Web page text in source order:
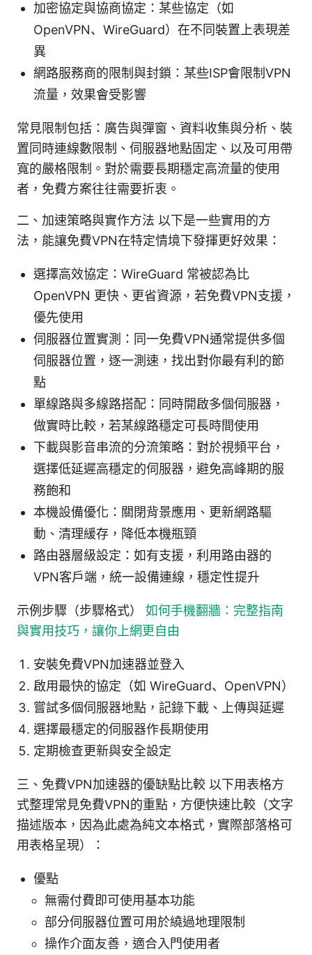
加密協定與協商協定：某些協定（如
OpenVPN、WireGuard）在不同裝置上表現差
異
網路服務商的限制與封鎖：某些ISP會限制VPN
流量，效果會受影響
常見限制包括：廣告與彈窗、資料收集與分析、裝
置同時連線數限制、伺服器地點固定、以及可用帶
寬的嚴格限制。對於需要長期穩定高流量的使用
者，免費方案往往需要折衷。
二、加速策略與實作方法 以下是一些實用的方
法，能讓免費VPN在特定情境下發揮更好效果：
選擇高效協定：WireGuard 常被認為比
OpenVPN 更快、更省資源，若免費VPN支援，
優先使用
伺服器位置實測：同一免費VPN通常提供多個
伺服器位置，逐一測速，找出對你最有利的節
點
單線路與多線路搭配：同時開啟多個伺服器，
做實時比較，若某線路穩定可長時間使用
下載與影音串流的分流策略：對於視頻平台，
選擇低延遲高穩定的伺服器，避免高峰期的服
務飽和
本機設備優化：關閉背景應用、更新網路驅
動、清理緩存，降低本機瓶頸
路由器層級設定：如有支援，利用路由器的
VPN客戶端，統一設備連線，穩定性提升
示例步驟（步驟格式） 如何手機翻牆：完整指南
與實用技巧，讓你上網更自由
安裝免費VPN加速器並登入
啟用最快的協定（如 WireGuard、OpenVPN）
嘗試多個伺服器地點，記錄下載、上傳與延遲
選擇最穩定的伺服器作長期使用
定期檢查更新與安全設定
三、免費VPN加速器的優缺點比較 以下用表格方
式整理常見免費VPN的重點，方便快速比較（文字
描述版本，因為此處為純文本格式，實際部落格可
用表格呈現）：
優點
無需付費即可使用基本功能
部分伺服器位置可用於繞過地理限制
操作介面友善，適合入門使用者